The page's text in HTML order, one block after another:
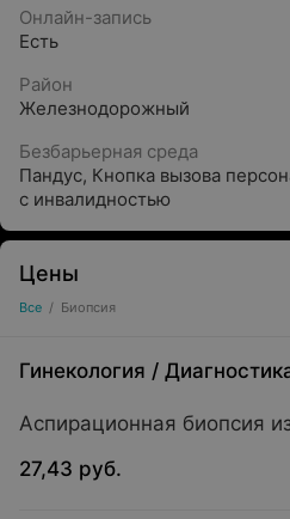
Онлайн-запись
Есть
Район
Железнодорожный
Безбарьерная среда
Пандус, Кнопка вызова
с инвалидностью
Цены
Все / Биопсия
Гинекология /
Аспирационная биопсия
27,43 руб.